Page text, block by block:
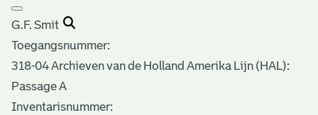
G.F. Smit
Toegangsnummer:
318-04 Archieven van de Holland Amerika Lijn (HAL):
Passage A
Inventarisnummer: